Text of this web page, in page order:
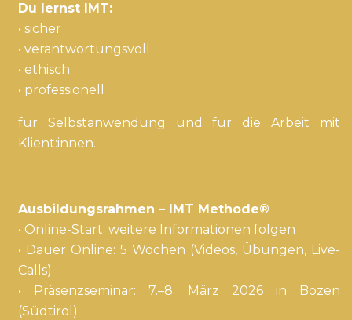
Du lernst IMT:
• sicher
• verantwortungsvoll
• ethisch
• professionell
für Selbstanwendung und für die Arbeit mit
Klient:innen.
Ausbildungsrahmen – IMT Methode®
• Online-Start: weitere Informationen folgen
• Dauer Online: 5 Wochen (Videos, Übungen, Live-
Calls)
• Präsenzseminar: 7.–8. März 2026 in Bozen
(Südtirol)